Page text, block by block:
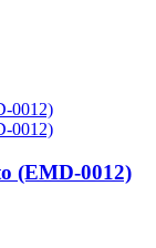
(EMD-0012)